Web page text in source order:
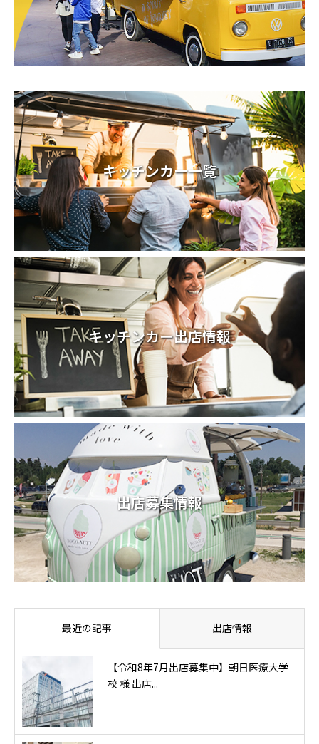
キッチンカー一覧
キッチンカー出店情報
出店募集情報
最近の記事 出店情報
【令和8年7月出店募集中】朝日医療大学
校 様 出店...